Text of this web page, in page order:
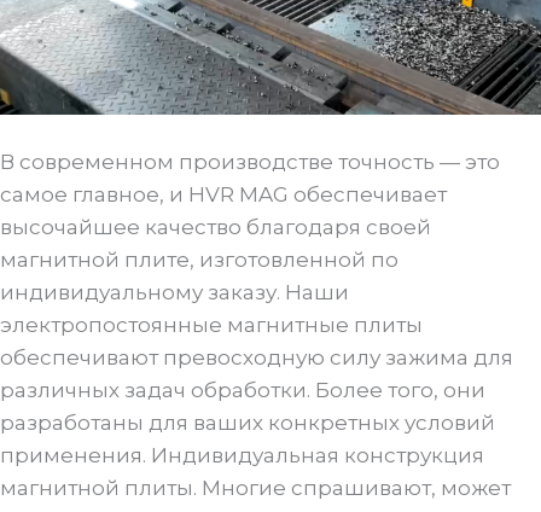
В современном производстве точность — это
самое главное, и HVR MAG обеспечивает
высочайшее качество благодаря своей
магнитной плите, изготовленной по
индивидуальному заказу. Наши
электропостоянные магнитные плиты
обеспечивают превосходную силу зажима для
различных задач обработки. Более того, они
разработаны для ваших конкретных условий
применения. Индивидуальная конструкция
магнитной плиты. Многие спрашивают, может